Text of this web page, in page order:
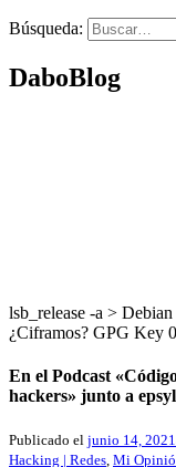
Búsqueda:
DaboBlog
lsb_release -a >
¿Ciframos? GPG Key
En el Podcast
hackers» junto a
Publicado el junio 14, 2021
Hacking | Redes, Mi